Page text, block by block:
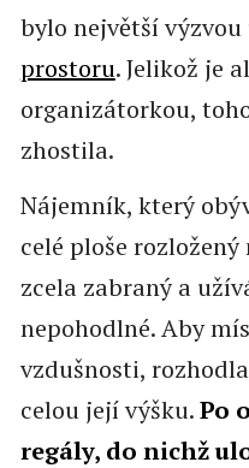
bylo největší
prostoru. Jelikož je
organizátorkou,
zhostila.
Nájemník, který
celé ploše
zcela zabraný a
nepohodlné. Aby
vzdušnosti,
celou její výšku.Po
regály, do nichž